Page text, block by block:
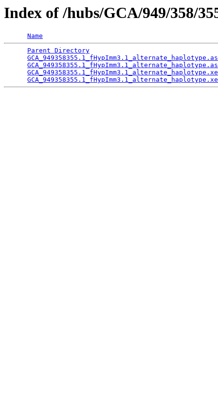
Index of /hubs/GCA/949/358/
Name
Parent Directory